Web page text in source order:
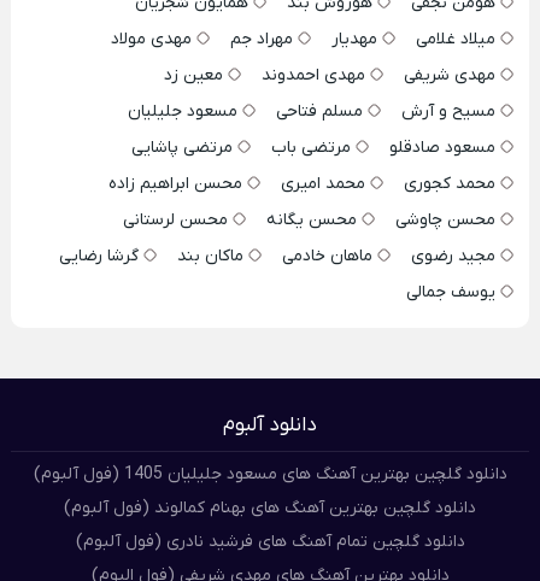
میلاد غلامی
مهدیار مهراد جم
مهدی مولاد
مهدی شریفی
مهدی احمدوند
معین زد
مسیح و آرش
مسلم فتاحی
مسعود جلیلیان
مسعود صادقلو
مرتضی باب
مرتضی پاشایی
محمد کجوری
محمد امیری
محسن ابراهیم زاده
محسن چاوشی
محسن یگانه
محسن لرستانی
مجید رضوی
ماهان خادمی ماکان بند
گرشا رضایی
یوسف جمالی
دانلود آلبوم
دانلود گلچین بهترین آهنگ های مسعود جلیلیان 1405 (فول آلبوم)
دانلود گلچین بهترین آهنگ های بهنام کمالوند (فول آلبوم)
دانلود گلچین تمام آهنگ های فرشید نادری (فول آلبوم)
دانلود بهترین آهنگ های مهدی شریفی (فول البوم)